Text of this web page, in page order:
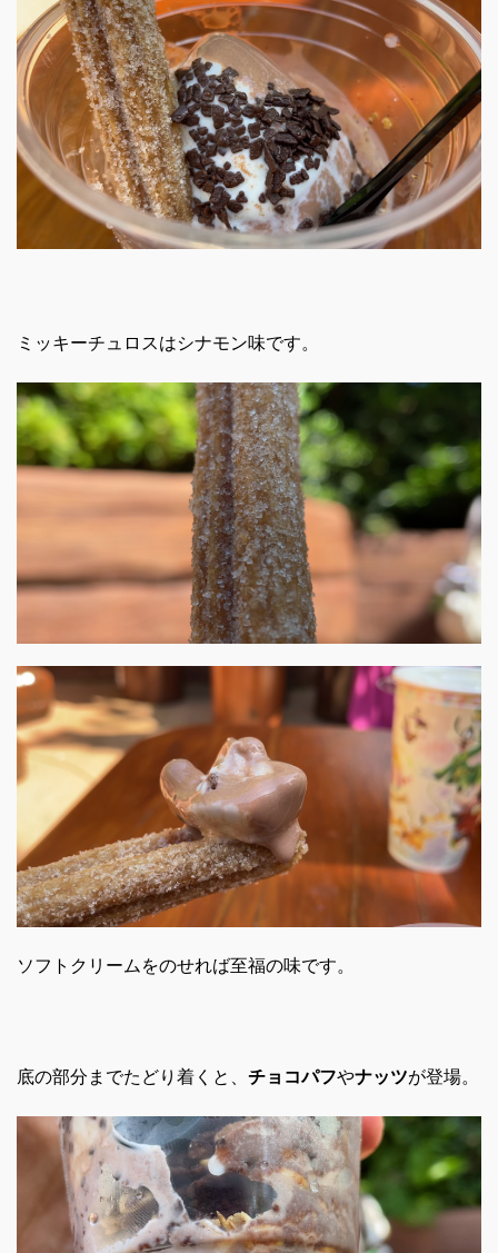
ミッキーチュロスはシナモン味です。
ソフトクリームをのせれば至福の味です。
底の部分までたどり着くと、 チョコパフやナッツが登場。